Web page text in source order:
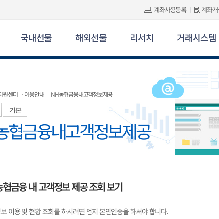
계좌사용등록 계좌
국내선물 해외선물 리서치 거래시스템
원센터 이용안내 NH농협금융내고객정보제공
기본
협금융내고객정보제공
금융 내 고객정보 제공 조회 보기
이용 및 현황 조회를 하시려면 먼저 본인인증을 하셔야 합니다.